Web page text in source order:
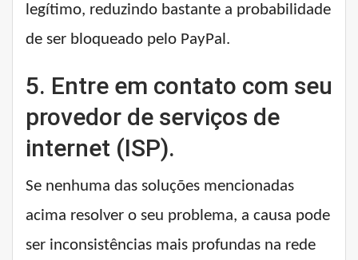
legítimo, reduzindo bastante a probabilidade
de ser bloqueado pelo PayPal.
5. Entre em contato com seu
provedor de serviços de
internet (ISP).
Se nenhuma das soluções mencionadas
acima resolver o seu problema, a causa pode
ser inconsistências mais profundas na rede